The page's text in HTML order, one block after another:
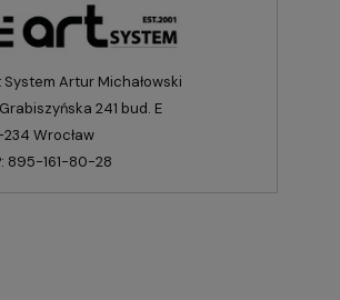
System Artur Michałowski
241 bud. E
Wrocław
895-161-80-28